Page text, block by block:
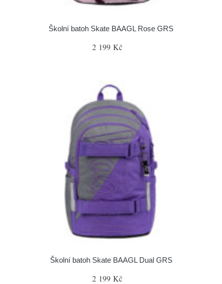
Školní batoh Skate BAAGL Rose GRS
2 199 Kč
Školní batoh Skate BAAGL Dual GRS
2 199 Kč